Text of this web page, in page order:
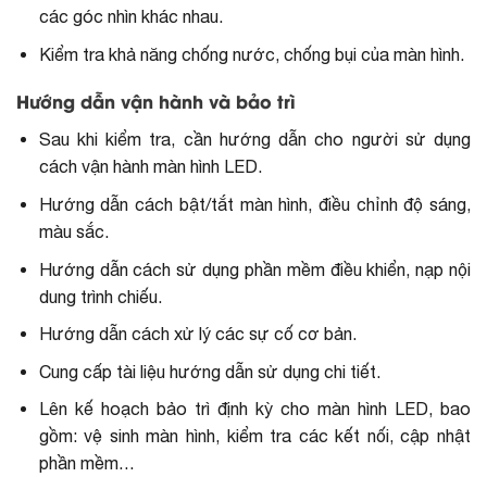
các góc nhìn khác nhau.
Kiểm tra khả năng chống nước, chống bụi của màn hình.
Hướng dẫn vận hành và bảo trì
Sau khi kiểm tra, cần hướng dẫn cho người sử dụng
cách vận hành màn hình LED.
Hướng dẫn cách bật/tắt màn hình, điều chỉnh độ sáng,
màu sắc.
Hướng dẫn cách sử dụng phần mềm điều khiển, nạp nội
dung trình chiếu.
Hướng dẫn cách xử lý các sự cố cơ bản.
Cung cấp tài liệu hướng dẫn sử dụng chi tiết.
Lên kế hoạch bảo trì định kỳ cho màn hình LED, bao
gồm: vệ sinh màn hình, kiểm tra các kết nối, cập nhật
phần mềm…